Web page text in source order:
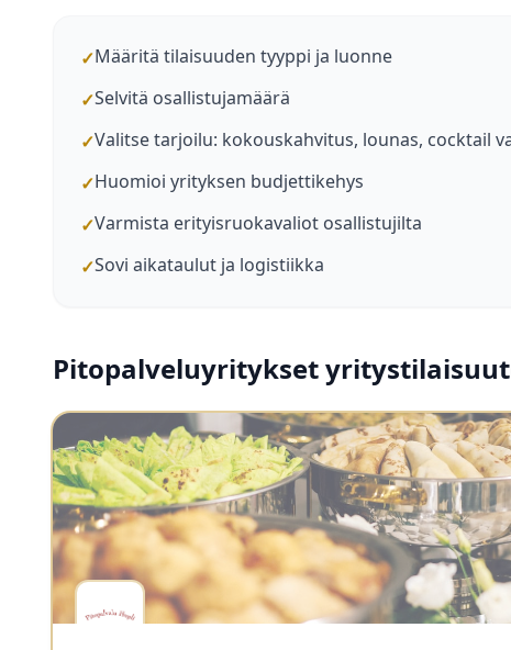
✓Määritä tilaisuuden tyyppi ja luonne
✓Selvitä osallistujamäärä
✓Valitse tarjoilu: kokouskahvitus, lounas, cocktail
✓Huomioi yrityksen budjettikehys
✓Varmista erityisruokavaliot osallistujilta
✓Sovi aikataulut ja logistiikka
Pitopalveluyritykset